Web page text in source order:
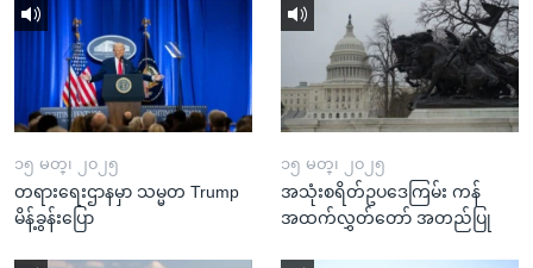
၁၅ မတ္၊ ၂၀၂၅
တရားရေးဌာနမှာ သမ္မတ Trump
မိန့်ခွန်းပြော
၁၅ မတ္၊ ၂၀၂၅
အသုံးစရိတ်ဥပဒေကြမ်း ကန်
အထက်လွှတ်တော် အတည်ပြု